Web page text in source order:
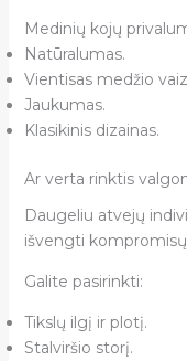
Medinių kojų
Natūralumas.
Vientisas medžio
Jaukumas.
Klasikinis dizainas.
Ar verta rinktis
Daugeliu atvejų
išvengti
Galite pasirinkti:
Tikslų ilgį ir plotį.
Stalviršio storį.